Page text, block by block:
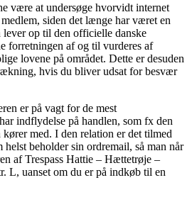
være at undersøge hvorvidt internet
siden det længe har været en
lever op til den officielle danske
forretningen af og til vurderes af
lovene på området. Dette er desuden
hvis du bliver udsat for besvær
er på vagt for de mest
indflydelse på handlen, som fx den
med. I den relation er det tilmed
helst beholder sin ordremail, så man når
af Trespass Hattie – Hættetrøje –
L, uanset om du er på indkøb til en